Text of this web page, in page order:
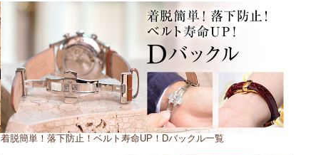
着脱簡単！落下防止！ベルト寿命UP！Dバックル一覧